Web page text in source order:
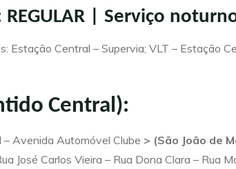
| Serviço
Estação Central – Supervia; VLT – Estação
Central):
– Avenida Automóvel Clube > (São João de
José Carlos Vieira – Rua Dona Clara – Rua